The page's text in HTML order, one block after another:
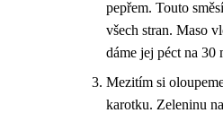
pepřem. Touto
všech stran. Maso
dáme jej péct na 30
Mezitím si
karotku. Zeleninu